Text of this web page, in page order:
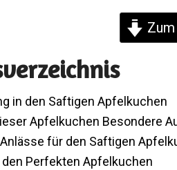
in den Saftigen Apfelkuchen
Apfelkuchen Besondere
für den Saftigen
Perfekten Apfelkuchen